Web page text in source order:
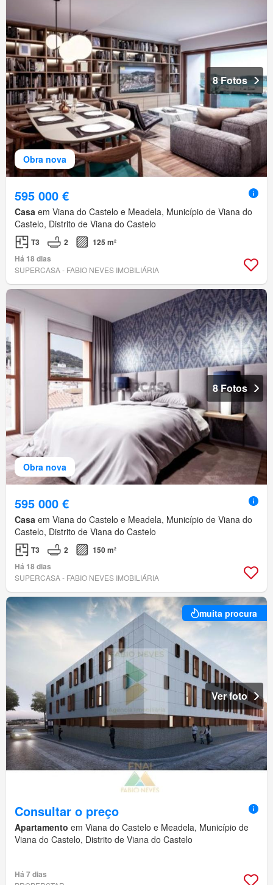
Obra nova
8 Fotos
595 000 €
Casa em Viana do Castelo e Meadela, Município de Viana do
Castelo, Distrito de Viana do Castelo
T3 2
125 m²
Há 18 dias
SUPERCASA - FABIO NEVES IMOBILIÁRIA
Obra nova
8 Fotos
595 000 €
Casa em Viana do Castelo e Meadela, Município de Viana do
Castelo, Distrito de Viana do Castelo
T3 2
150 m²
Há 18 dias
SUPERCASA - FABIO NEVES IMOBILIÁRIA
muita procura
Ver foto
Consultar o preço
Apartamento em Viana do Castelo e Meadela, Município de
Viana do Castelo, Distrito de Viana do Castelo
Há 7 dias